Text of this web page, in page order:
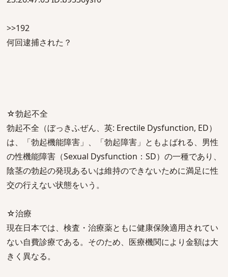
>>192
何回逮捕された？
☆勃起不全
勃起不全（ぼっきふぜん、英: Erectile Dysfunction, ED）
は、「勃起機能障害」、「勃起障害」ともよばれる、男性
の性機能障害（Sexual Dysfunction：SD）の一種であり、
陰茎の勃起の発現あるいは維持のできないために満足に性
交の行えない状態をいう。
☆治療
現在日本では、検査・治療薬ともに健康保険適用されてい
ない自費診療である。そのため、医療機関により金額は大
きく異なる。